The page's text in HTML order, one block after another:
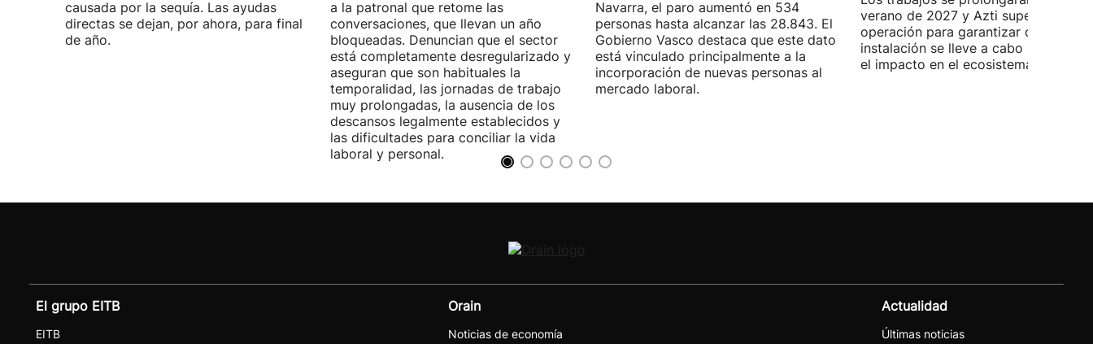
causada por la sequía. Las ayudas
directas se dejan, por ahora, para final
de año.
a la patronal que retome las
conversaciones, que llevan un año
bloqueadas. Denuncian que el sector
está completamente desregularizado y
aseguran que son habituales la
temporalidad, las jornadas de trabajo
muy prolongadas, la ausencia de los
descansos legalmente establecidos y
las dificultades para conciliar la vida
laboral y personal.
Navarra, el paro aumentó en 534
personas hasta alcanzar las 28.843. El
Gobierno Vasco destaca que este dato
está vinculado principalmente a la
incorporación de nuevas personas al
mercado laboral.
verano de 2027 y Azti supervisará la
operación para garantizar que la
instalación se lleve a cabo
el impacto en el ecosistema marino.
El grupo EITB
EITB
Orain
Noticias de economía
Actualidad
Últimas noticias